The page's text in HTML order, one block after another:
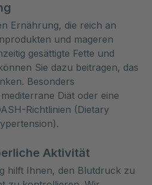
Ernährung, die reich an
und mageren
gesättigte Fette und
Sie dazu beitragen, das
Besonders
Diät oder eine
Richtlinien (Dietary
Aktivität
hilft Ihnen, den Blutdruck zu